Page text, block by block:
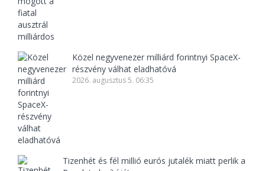
Közel negyvenezer milliárd forintnyi SpaceX-
részvény válhat eladhatóvá
2026. augusztus 5. 06:35
Tizenhét és fél millió eurós jutalék miatt perlik a